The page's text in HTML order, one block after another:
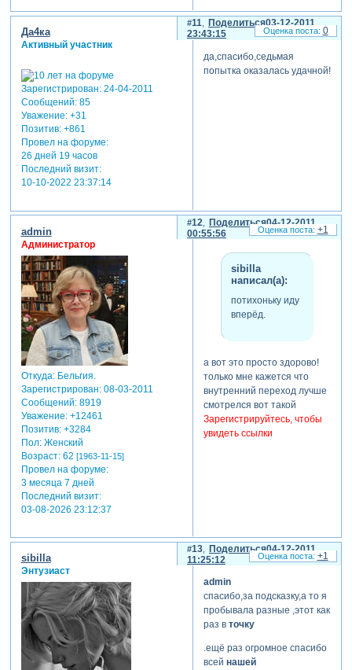
Поделиться
11
03-12-2011
23:43:15
Да4ка
Активный участник
Зарегистрирован: 24-04-2011
Сообщений:85
Уважение: +31
Позитив: +861
Провел на форуме:
26 дней 19 часов
Последний визит:
10-10-2022 23:37:14
да,спасибо,седьмая
попытка оказалась удачной!
0
Поделиться
12
04-12-2011
00:55:56
admin
Администратор
Откуда:Бельгия.
Зарегистрирован: 08-03-2011
Сообщений:8919
Уважение: +12461
Позитив: +3284
Пол:Женский
Возраст:62 [1963-11-15]
Провел на форуме:
3 месяца 7 дней
Последний визит:
03-08-2026 23:12:37
sibilla
написал(а):
потихоньку иду
вперёд.
а вот это просто здорово!
только мне кажется что
внутренний переход лучше
смотрелся вот такой
Зарегистрируйтесь, чтобы
увидеть ссылки
+1
Поделиться
13
04-12-2011
11:25:12
sibilla
Энтузиаст
admin
спасибо,за подсказку,а то я
пробывала разные ,этот как
раз в точку
.ещё раз огромное спасибо
всей нашей
+1